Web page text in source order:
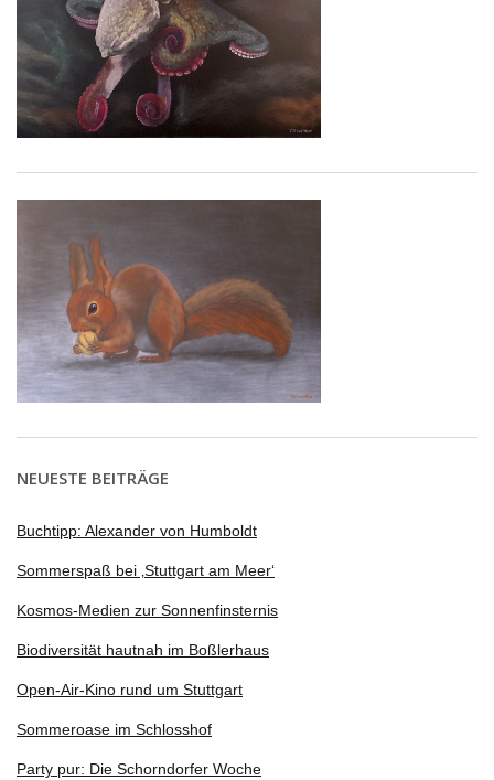
NEUESTE BEITRÄGE
Buchtipp: Alexander von Humboldt
Sommerspaß bei ‚Stuttgart am Meer‘
Kosmos-Medien zur Sonnenfinsternis
Biodiversität hautnah im Boßlerhaus
Open-Air-Kino rund um Stuttgart
Sommeroase im Schlosshof
Party pur: Die Schorndorfer Woche